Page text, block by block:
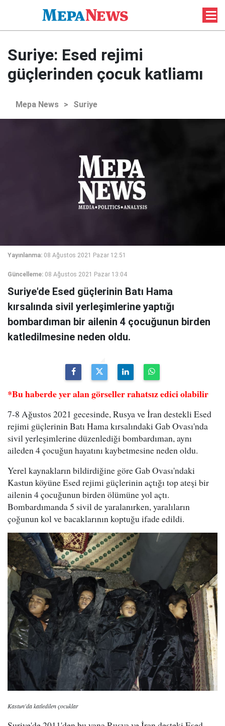
Suriye: Esed rejimi
güçlerinden çocuk katliamı
Mepa News > Suriye
Yayınlanma: 08 Ağustos 2021 Pazar 12:51
Güncelleme: 08 Ağustos 2021 Pazar 13:04
Suriye'de Esed güçlerinin Batı Hama
kırsalında sivil yerleşimlerine yaptığı
bombardıman bir ailenin 4 çocuğunun birden
katledilmesine neden oldu.
*Bu haberde yer alan görseller rahatsız edici olabilir
7-8 Ağustos 2021 gecesinde, Rusya ve İran destekli Esed
rejimi güçlerinin Batı Hama kırsalındaki Gab Ovası'nda
sivil yerleşimlerine düzenlediği bombardıman, aynı
aileden 4 çocuğun hayatını kaybetmesine neden oldu.
Yerel kaynakların bildirdiğine göre Gab Ovası'ndaki
Kastun köyüne Esed rejimi güçlerinin açtığı top ateşi bir
ailenin 4 çocuğunun birden ölümüne yol açtı.
Bombardımanda 5 sivil de yaralanırken, yaralıların
çoğunun kol ve bacaklarının koptuğu ifade edildi.
Kastun'da katledilen çocuklar